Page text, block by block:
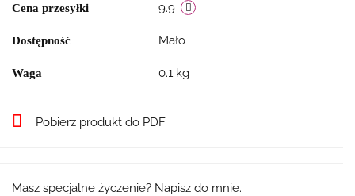
Cena przesyłki 9.9
Dostępność Mało
Waga 0.1 kg
Pobierz produkt do PDF
Masz specjalne życzenie? Napisz do mnie.